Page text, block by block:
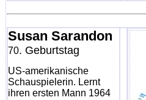
Susan Sarandon
70. Geburtstag
US-amerikanische
Schauspielerin. Lernt
ihren ersten Mann 1964